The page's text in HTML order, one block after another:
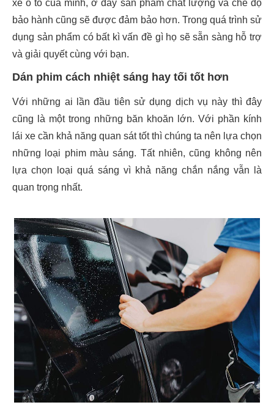
xe ô tô của mình, ở đây sản phẩm chất lượng và chế độ
bảo hành cũng sẽ được đảm bảo hơn. Trong quá trình sử
dụng sản phẩm có bất kì vấn đề gì họ sẽ sẵn sàng hỗ trợ
và giải quyết cùng với bạn.
Dán phim cách nhiệt sáng hay tối tốt hơn
Với những ai lần đầu tiên sử dụng dịch vụ này thì đây
cũng là một trong những băn khoăn lớn. Với phần kính
lái xe cần khả năng quan sát tốt thì chúng ta nên lựa chọn
những loại phim màu sáng. Tất nhiên, cũng không nên
lựa chọn loại quá sáng vì khả năng chắn nắng vẫn là
quan trọng nhất.